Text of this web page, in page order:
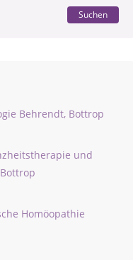
Suchen
Behrendt, Bottrop
und
Homöopathie